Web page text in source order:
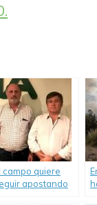
campo quiere
apostando